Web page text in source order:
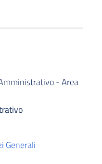
- Area
Generali